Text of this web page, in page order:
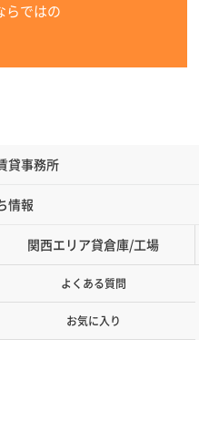
らではの
貸事務所
情報
関西エリア貸倉庫/工場
よくある質問
お気に入り